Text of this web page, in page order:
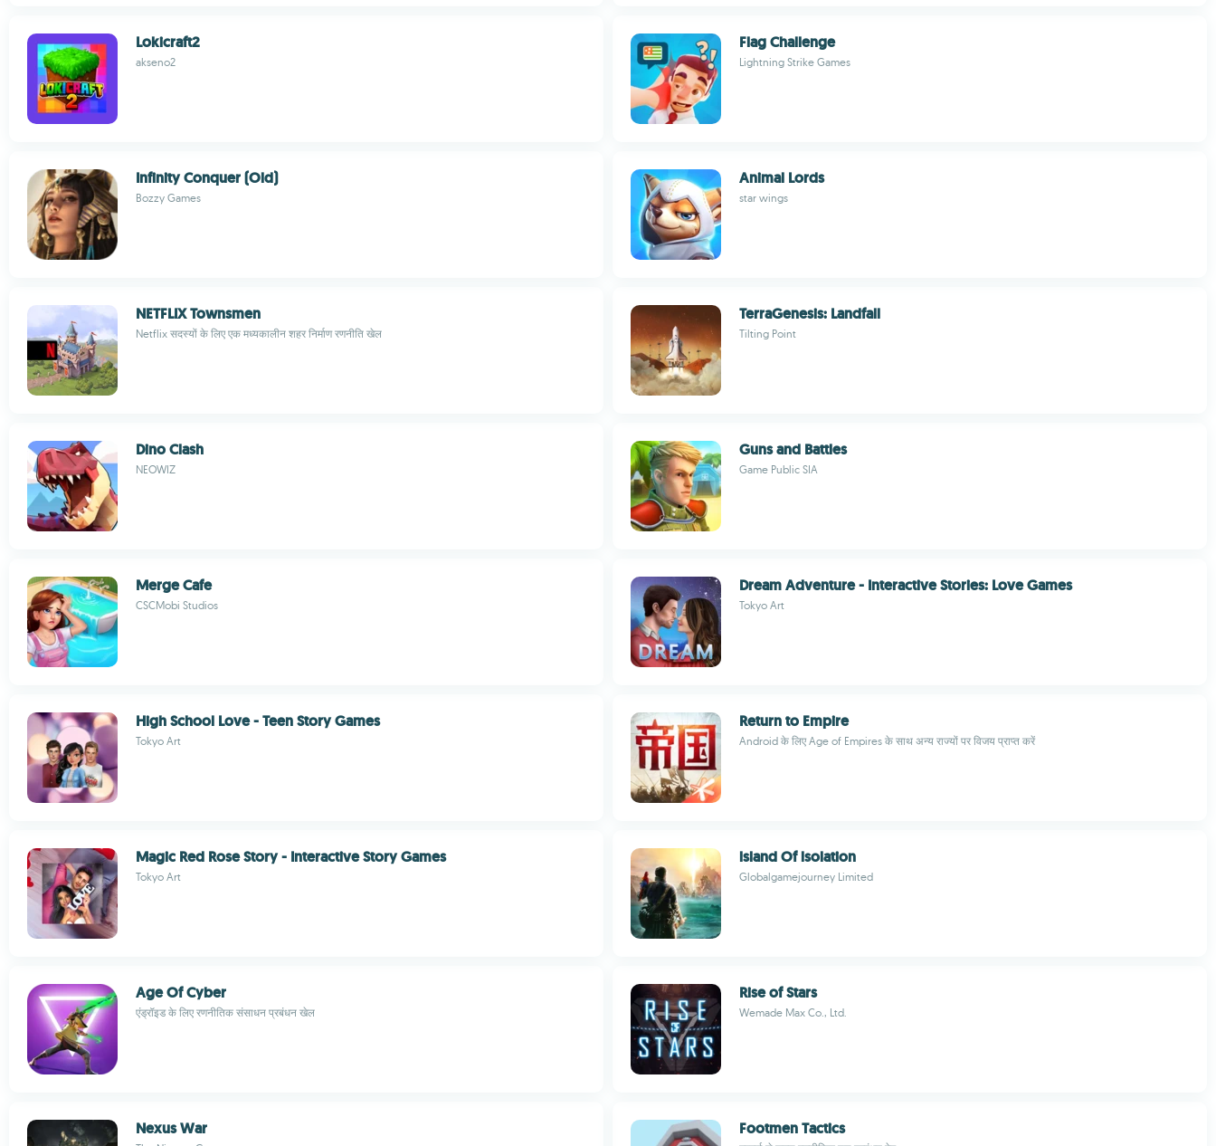
Lokicraft2
akseno2
Flag Challenge
Lightning Strike Games
Infinity Conquer (Old)
Bozzy Games
Animal Lords
star wings
NETFLIX Townsmen
Netflix सदस्यों के लिए एक मध्यकालीन शहर निर्माण रणनीति खेल
TerraGenesis: Landfall
Tilting Point
Dino Clash
NEOWIZ
Guns and Battles
Game Public SIA
Merge Cafe
CSCMobi Studios
Dream Adventure - Interactive Stories: Love Games
Tokyo Art
High School Love - Teen Story Games
Tokyo Art
Return to Empire
Android के लिए Age of Empires के साथ अन्य राज्यों पर विजय प्राप्त करें
Magic Red Rose Story - Interactive Story Games
Tokyo Art
lsland Of lsolation
Globalgamejourney Limited
Age Of Cyber
एंड्रॉइड के लिए रणनीतिक संसाधन प्रबंधन खेल
Rise of Stars
Wemade Max Co., Ltd.
Nexus War Footmen Tactics